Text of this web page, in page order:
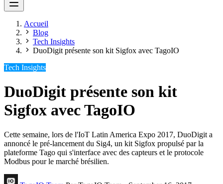
Accueil
Blog
Tech Insights
DuoDigit présente son kit Sigfox avec TagoIO
Tech Insights
DuoDigit présente son kit
Sigfox avec TagoIO
Cette semaine, lors de l'IoT Latin America Expo 2017, DuoDigit a
annoncé le pré-lancement du Sig4, un kit Sigfox propulsé par la
plateforme Tago qui s'interface avec des capteurs et le protocole
Modbus pour le marché brésilien.